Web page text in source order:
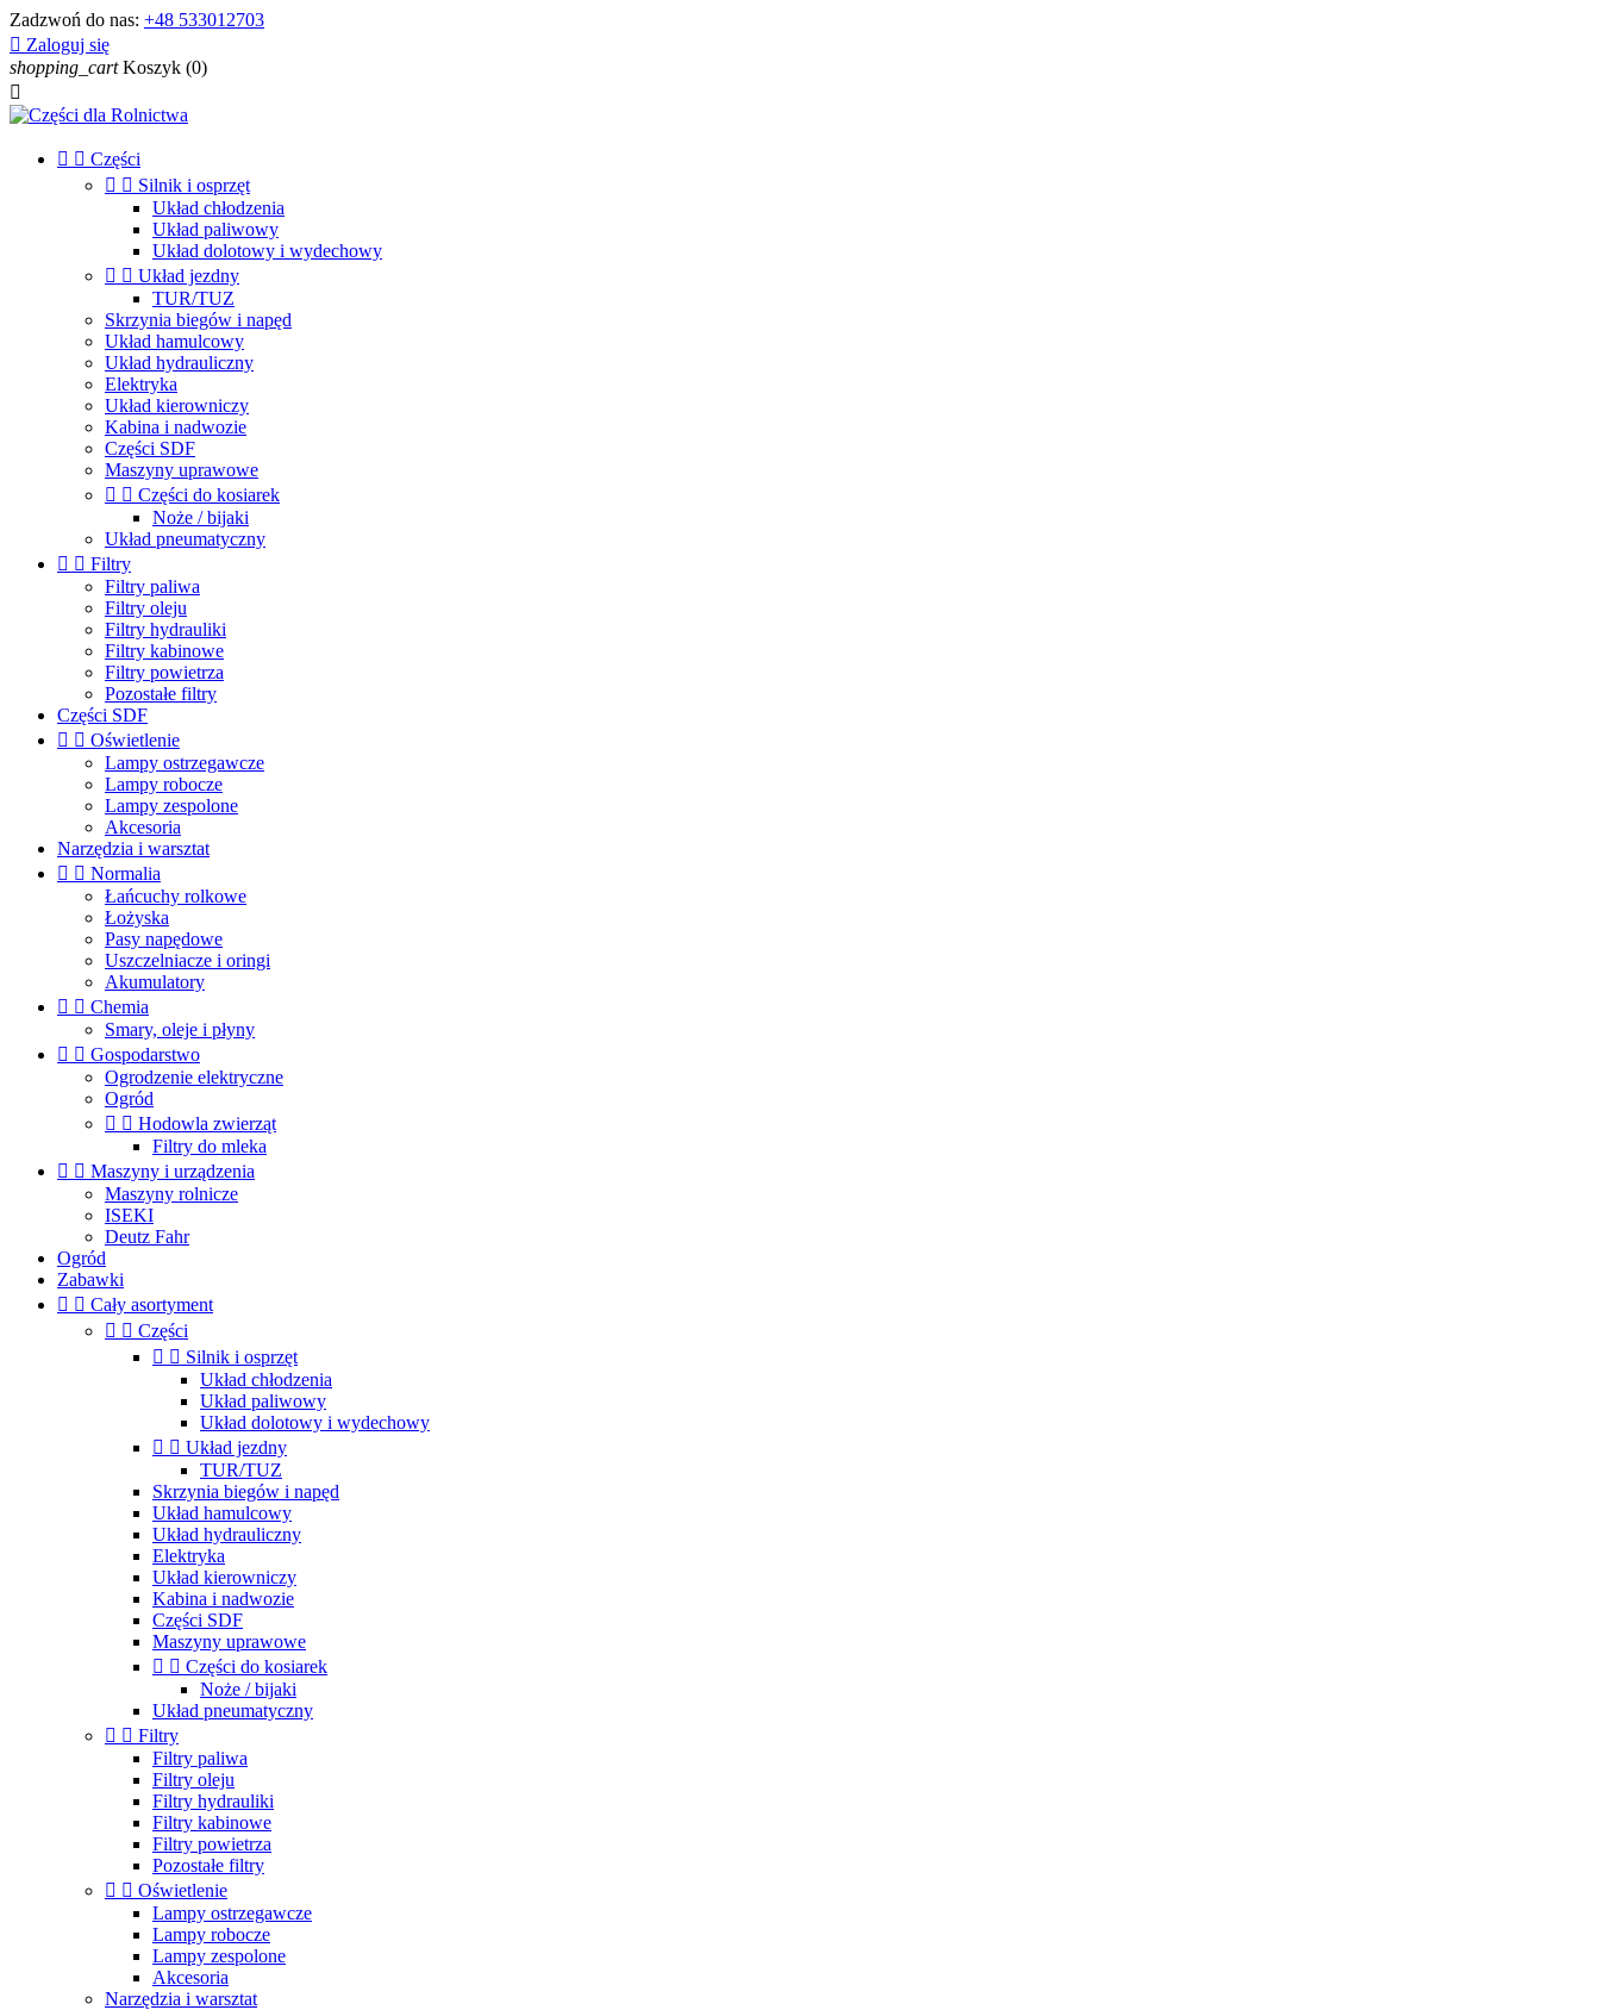
Zadzwoń do nas: +48 533012703
 Zaloguj się
shopping_cart Koszyk (0)

  Części
  Silnik i osprzęt
Układ chłodzenia
Układ paliwowy
Układ dolotowy i wydechowy
  Układ jezdny
TUR/TUZ
Skrzynia biegów i napęd
Układ hamulcowy
Układ hydrauliczny
Elektryka
Układ kierowniczy
Kabina i nadwozie
Części SDF
Maszyny uprawowe
  Części do kosiarek
Noże / bijaki
Układ pneumatyczny
  Filtry
Filtry paliwa
Filtry oleju
Filtry hydrauliki
Filtry kabinowe
Filtry powietrza
Pozostałe filtry
Części SDF
  Oświetlenie
Lampy ostrzegawcze
Lampy robocze
Lampy zespolone
Akcesoria
Narzędzia i warsztat
  Normalia
Łańcuchy rolkowe
Łożyska
Pasy napędowe
Uszczelniacze i oringi
Akumulatory
  Chemia
Smary, oleje i płyny
  Gospodarstwo
Ogrodzenie elektryczne
Ogród
  Hodowla zwierząt
Filtry do mleka
  Maszyny i urządzenia
Maszyny rolnicze
ISEKI
Deutz Fahr
Ogród
Zabawki
  Cały asortyment
  Części
  Silnik i osprzęt
Układ chłodzenia
Układ paliwowy
Układ dolotowy i wydechowy
  Układ jezdny
TUR/TUZ
Skrzynia biegów i napęd
Układ hamulcowy
Układ hydrauliczny
Elektryka
Układ kierowniczy
Kabina i nadwozie
Części SDF
Maszyny uprawowe
  Części do kosiarek
Noże / bijaki
Układ pneumatyczny
  Filtry
Filtry paliwa
Filtry oleju
Filtry hydrauliki
Filtry kabinowe
Filtry powietrza
Pozostałe filtry
  Oświetlenie
Lampy ostrzegawcze
Lampy robocze
Lampy zespolone
Akcesoria
Narzędzia i warsztat